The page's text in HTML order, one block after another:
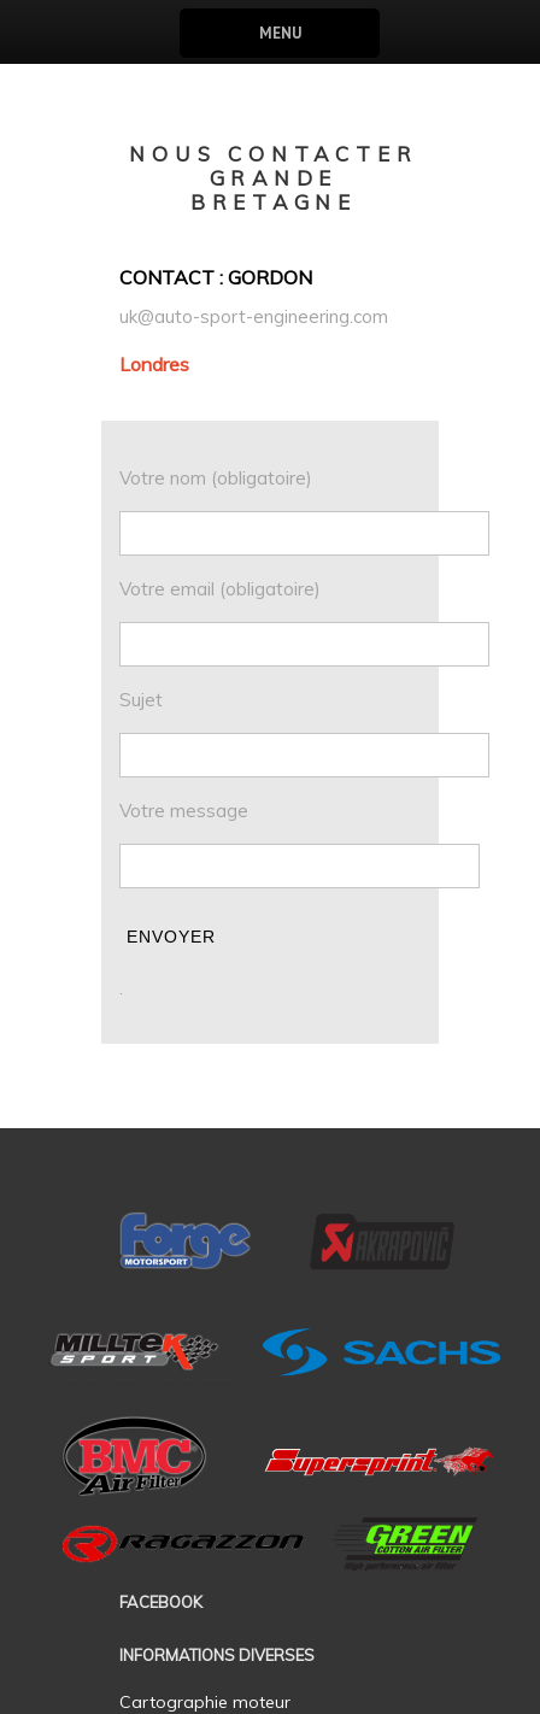
MENU
NOUS CONTACTER
GRANDE
BRETAGNE
CONTACT : GORDON
uk@auto-sport-engineering.com
Londres
Votre nom (obligatoire)
Votre email (obligatoire)
Sujet
Votre message
.
FACEBOOK
INFORMATIONS DIVERSES
Cartographie moteur